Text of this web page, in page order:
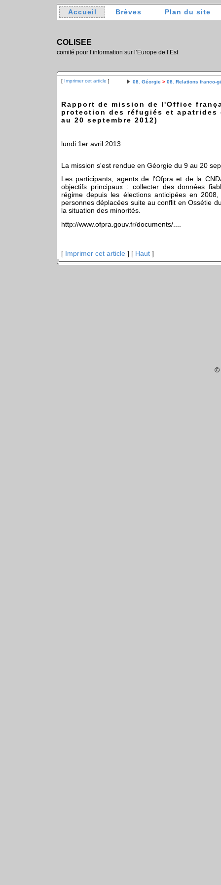
Accueil Brèves Plan du site
COLISEE
comité pour l’information sur l’Europe de l’Est
[ Imprimer cet article ] 08. Géorgie > 08. Relations franco-
Rapport de mission de l'Office
protection des réfugiés et apatrides
au 20 septembre 2012)
lundi 1er avril 2013
La mission s'est rendue en Géorgie du 9 au 20
Les participants, agents de l'Ofpra et de la
objectifs principaux : collecter des données
régime depuis les élections anticipées en
personnes déplacées suite au conflit en Ossétie
la situation des minorités.
http://www.ofpra.gouv.fr/documents/....
[ Imprimer cet article ] [ Haut ]
©